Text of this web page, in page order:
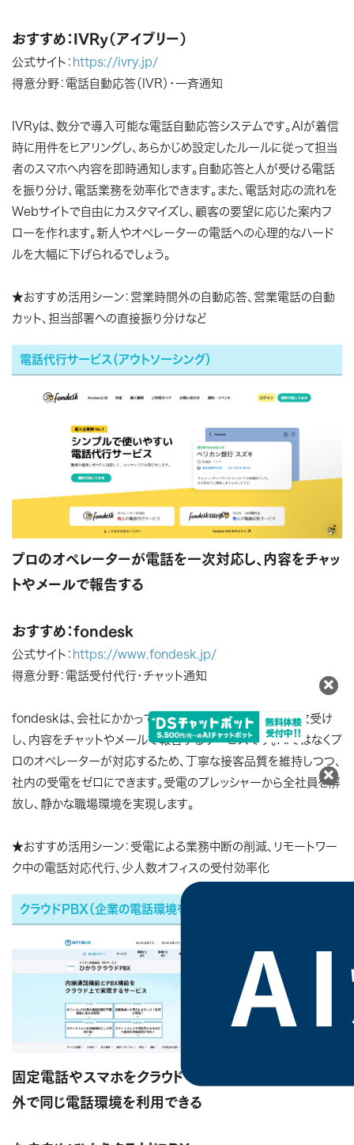
おすすめ：IVRy（アイブリー）
公式サイト： https://ivry.jp/
得意分野：電話自動応答（IVR）・一斉通知
IVRyは、数分で導入可能な電話自動応答システムです。AIが着信
時に用件をヒアリングし、あらかじめ設定したルールに従って担当
者のスマホへ内容を即時通知します。自動応答と人が受ける電話
を振り分け、電話業務を効率化できます。また、電話対応の流れを
Webサイトで自由にカスタマイズし、顧客の要望に応じた案内フ
ローを作れます。新人やオペレーターの電話への心理的なハード
ルを大幅に下げられるでしょう。
★おすすめ活用シーン：営業時間外の自動応答、営業電話の自動
カット、担当部署への直接振り分けなど
電話代行サービス（アウトソーシング）
プロのオペレーターが電話を一次対応し、内容をチャッ
トやメールで報告する
おすすめ：fondesk
公式サイト： https://www.fondesk.jp/
得意分野：電話受付代行・チャット通知
fondeskは、会社にかかってくる電話をオペレーターが一次受け
し、内容をチャットやメールで報告するサービスです。AIではなくプ
ロのオペレーターが対応するため、丁寧な接客品質を維持しつつ、
社内の受電をゼロにできます。受電のプレッシャーから全社員を解
放し、静かな職場環境を実現します。
★おすすめ活用シーン：受電による業務中断の削減、リモートワー
ク中の電話対応代行、少人数オフィスの受付効率化
クラウドPBX（企業の電話環境をクラウド化）
固定電話やスマホをクラウドで内線接続し、オフィス内
外で同じ電話環境を利用できる